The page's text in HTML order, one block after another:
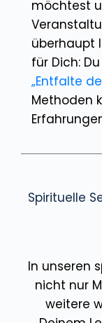
möchtest
überhaupt
für Dich:
„Entfalte
Methoden
Spirituelle
In unseren
nicht nur
weitere